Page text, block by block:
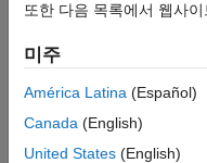
또한 다음 목록에서 웹사
미주
América Latina (Español)
Canada (English)
United States (English)